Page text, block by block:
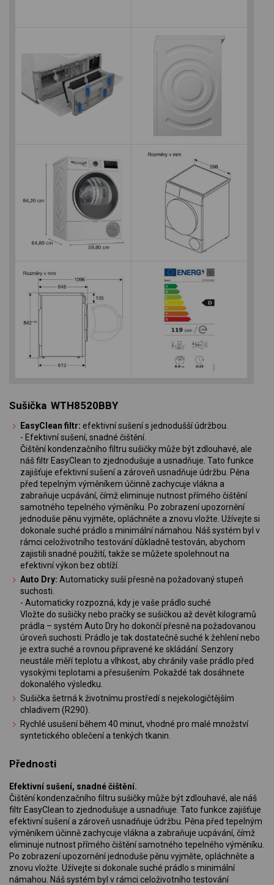
Sušička WTH8520BBY
EasyClean filtr: efektivní sušení s jednodušší údržbou.
- Efektivní sušení, snadné čištění.
Čištění kondenzačního filtru sušičky může být zdlouhavé, ale
náš filtr EasyClean to zjednodušuje a usnadňuje. Tato funkce
zajišťuje efektivní sušení a zároveň usnadňuje údržbu. Pěna
před tepelným výměníkem účinně zachycuje vlákna a
zabraňuje ucpávání, čímž eliminuje nutnost přímého čištění
samotného tepelného výměníku. Po zobrazení upozornění
jednoduše pěnu vyjměte, opláchněte a znovu vložte. Užívejte si
dokonale suché prádlo s minimální námahou. Náš systém byl v
rámci celoživotního testování důkladně testován, abychom
zajistili snadné použití, takže se můžete spolehnout na
efektivní výkon bez obtíží.
Auto Dry: Automaticky suší přesně na požadovaný stupeň
suchosti.
- Automaticky rozpozná, kdy je vaše prádlo suché
Vložte do sušičky nebo pračky se sušičkou až devět kilogramů
prádla – systém Auto Dry ho dokončí přesně na požadovanou
úroveň suchosti. Prádlo je tak dostatečně suché k žehlení nebo
je extra suché a rovnou připravené ke skládání. Senzory
neustále měří teplotu a vlhkost, aby chránily vaše prádlo před
vysokými teplotami a přesušením. Pokaždé tak dosáhnete
dokonalého výsledku.
Sušička šetrná k životnímu prostředí s nejekologičtějším
chladivem (R290).
Rychlé usušení během 40 minut, vhodné pro malé množství
syntetického oblečení a tenkých tkanin.
Přednosti
Efektivní sušení, snadné čištění.
Čištění kondenzačního filtru sušičky může být zdlouhavé, ale náš
filtr EasyClean to zjednodušuje a usnadňuje. Tato funkce zajišťuje
efektivní sušení a zároveň usnadňuje údržbu. Pěna před tepelným
výměníkem účinně zachycuje vlákna a zabraňuje ucpávání, čímž
eliminuje nutnost přímého čištění samotného tepelného výměníku.
Po zobrazení upozornění jednoduše pěnu vyjměte, opláchněte a
znovu vložte. Užívejte si dokonale suché prádlo s minimální
námahou. Náš systém byl v rámci celoživotního testování